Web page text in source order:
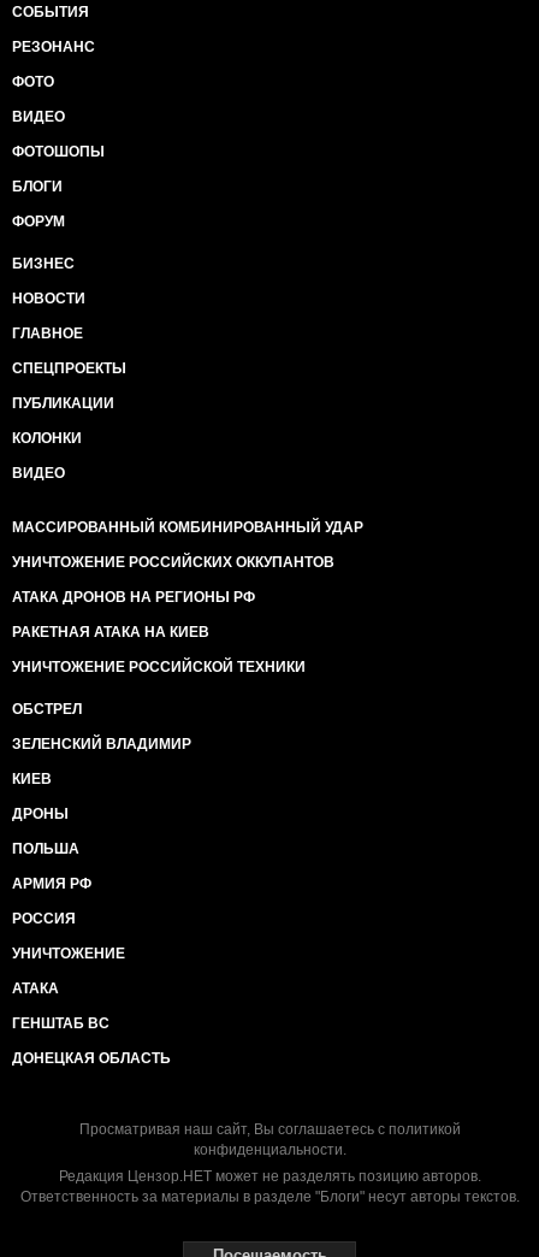
СОБЫТИЯ
РЕЗОНАНС
ФОТО
ВИДЕО
ФОТОШОПЫ
БЛОГИ
ФОРУМ
БИЗНЕС
НОВОСТИ
ГЛАВНОЕ
СПЕЦПРОЕКТЫ
ПУБЛИКАЦИИ
КОЛОНКИ
ВИДЕО
МАССИРОВАННЫЙ КОМБИНИРОВАННЫЙ УДАР
УНИЧТОЖЕНИЕ РОССИЙСКИХ ОККУПАНТОВ
АТАКА ДРОНОВ НА РЕГИОНЫ РФ
РАКЕТНАЯ АТАКА НА КИЕВ
УНИЧТОЖЕНИЕ РОССИЙСКОЙ ТЕХНИКИ
ОБСТРЕЛ
ЗЕЛЕНСКИЙ ВЛАДИМИР
КИЕВ
ДРОНЫ
ПОЛЬША
АРМИЯ РФ
РОССИЯ
УНИЧТОЖЕНИЕ
АТАКА
ГЕНШТАБ ВС
ДОНЕЦКАЯ ОБЛАСТЬ
Просматривая наш сайт, Вы соглашаетесь с политикой
конфиденциальности.
Редакция Цензор.НЕТ может не разделять позицию авторов.
Ответственность за материалы в разделе "Блоги" несут авторы текстов.